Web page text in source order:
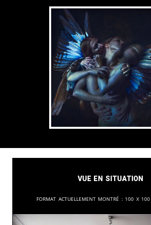
Vue en situation
Format actuellement montré : 100 x